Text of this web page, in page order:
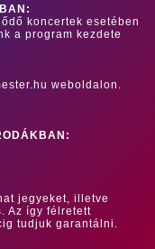
koncertek esetében
a program kezdete
weboldalon.
jegyeket, illetve
Az így félretett
tudjuk garantálni.